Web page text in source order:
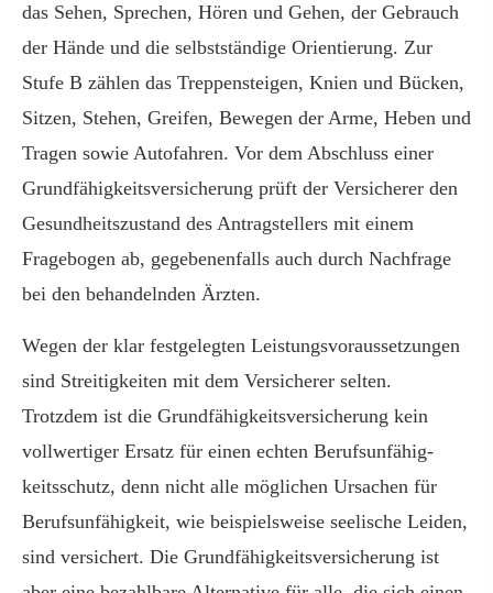
das Sehen, Sprechen, Hören und Gehen, der Gebrauch
der Hände und die selbstständige Orientierung. Zur
Stufe B zählen das Treppensteigen, Knien und Bücken,
Sitzen, Stehen, Greifen, Bewegen der Arme, Heben und
Tragen sowie Autofahren. Vor dem Abschluss einer
Grundfähigkeitsversicherung prüft der Versicherer den
Gesundheitszustand des Antragstellers mit einem
Fragebogen ab, gegebenenfalls auch durch Nachfrage
bei den behandelnden Ärzten.
Wegen der klar festgelegten Leistungsvoraussetzungen
sind Streitigkeiten mit dem Versicherer selten.
Trotzdem ist die Grundfähigkeitsversicherung kein
vollwertiger Ersatz für einen echten Berufs­unfähig­
keitsschutz, denn nicht alle möglichen Ursachen für
Berufs­unfähig­keit, wie beispielsweise seelische Leiden,
sind versichert. Die Grundfähigkeitsversicherung ist